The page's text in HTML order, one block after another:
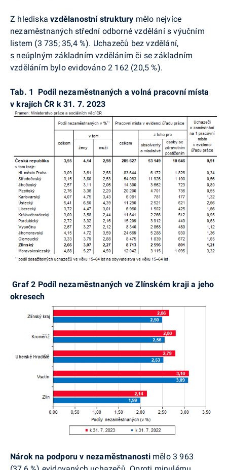
Z hlediskavzdělanostní struktury mělo nejvíce
nezaměstnaných střední odborné vzdělání s výučním
listem (3 735; 35,4 %). Uchazečů bez vzdělání,
s neúplným základním vzděláním či se základním
vzděláním bylo evidováno 2 162 (20,5 %).
Tab. 1
Podíl nezaměstnaných a volná pracovní místa
v krajích ČR k 31. 7. 2023
Graf 2 Podíl nezaměstnaných ve Zlínském kraji a jeho
okresech
Nárok na podporu v nezaměstnanosti mělo 3 963